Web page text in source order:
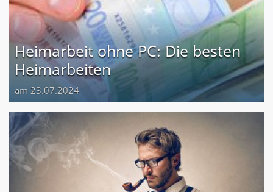
Heimarbeit ohne PC: Die besten
Heimarbeiten
am 23.07.2024